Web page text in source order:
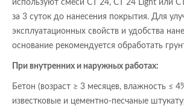
используют смеси CT 24, СТ 24 Light или
за 3 суток до нанесения покрытия. Для
эксплуатационных свойств и удобства
основание рекомендуется обработать
При внутренних и наружных работах:
Бетон (возраст ≥ 3 месяцев, влажность ≤
известковые и цементно-песчаные